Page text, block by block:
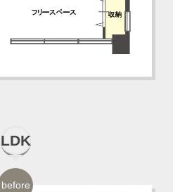
LDK
before